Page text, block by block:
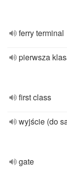
ferry terminal
pierwsza
first class
wyjście (do
gate